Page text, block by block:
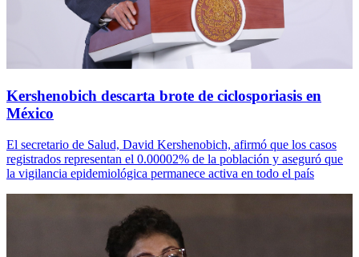
Kershenobich descarta brote de ciclosporiasis en
México
El secretario de Salud, David Kershenobich, afirmó que los casos
registrados representan el 0.00002% de la población y aseguró que
la vigilancia epidemiológica permanece activa en todo el país